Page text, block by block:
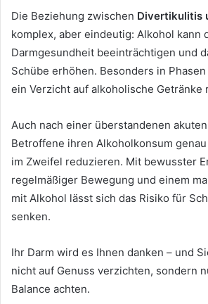
Die Beziehung zwischen Divertikulitis
komplex, aber eindeutig: Alkohol kann
Darmgesundheit beeinträchtigen und
Schübe erhöhen. Besonders in
ein Verzicht auf alkoholische Getränke
Auch nach einer überstandenen
Betroffene ihren Alkoholkonsum
im Zweifel reduzieren. Mit bewusster
regelmäßiger Bewegung und einem
mit Alkohol lässt sich das Risiko für
senken.
Ihr Darm wird es Ihnen danken – und
nicht auf Genuss verzichten, sondern
Balance achten.